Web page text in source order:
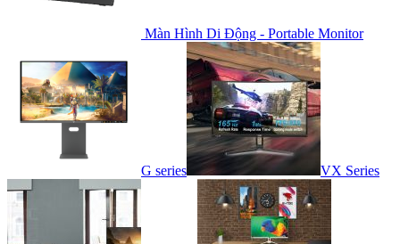
Màn Hình Di Động - Portable Monitor
G series VX Series